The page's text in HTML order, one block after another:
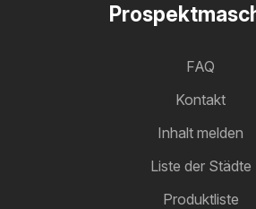
FAQ
Kontakt
Inhalt melden
Liste der Städte
Produktliste